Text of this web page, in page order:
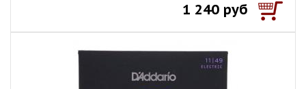
1 240 руб